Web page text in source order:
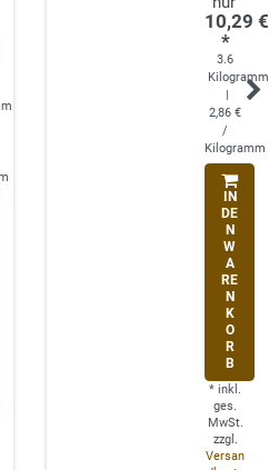
10,29 €
*
3.6
Kilogramm
|
2,86 €
/
Kilogramm
IN
DE
N
W
A
RE
N
K
O
R
B
* inkl.
ges.
MwSt.
zzgl.
Versan